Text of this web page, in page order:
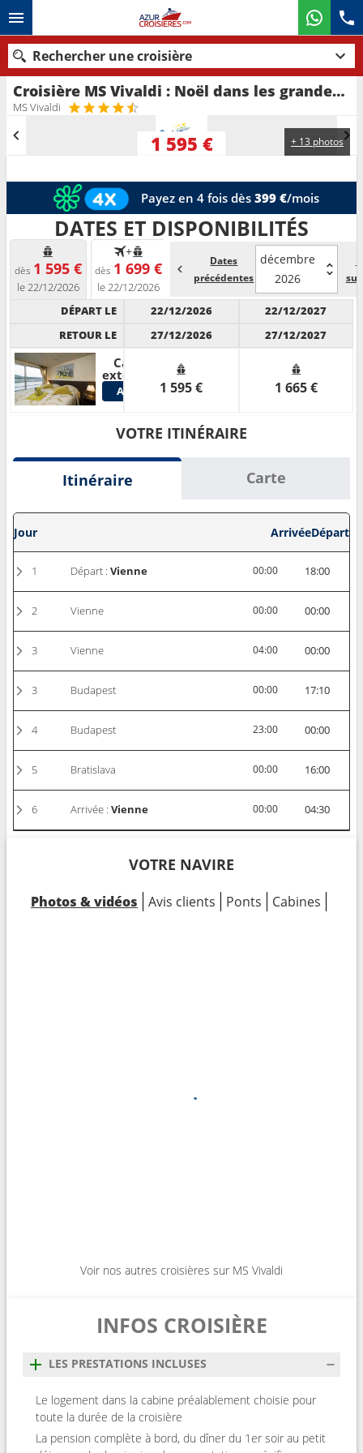
Croisière MS Vivaldi : Noël dans les grandes capitales danubiennes au départ de Bratislava
MS Vivaldi
+ 13 photos
1 595 €
Payez en 4 fois dès 399 €/mois
DATES ET DISPONIBILITÉS
dès 1 595 €
le 22/12/2026
+
dès 1 699 €
le 22/12/2026
Dates
précédentes
décembre
2026
DÉPART LE
RETOUR LE
Cabine
extérieure
Autres
22/12/2026
27/12/2026
1 595 €
22/12/2027
27/12/2027
1 665 €
VOTRE ITINÉRAIRE
Itinéraire Carte
Jour ArrivéeDépart
1 Départ :Vienne 00:00 18:00
2 Vienne 00:00 00:00
3 Vienne 04:00 00:00
3 Budapest 00:00 17:10
4 Budapest 23:00 00:00
5 Bratislava 00:00 16:00
6 Arrivée :Vienne 00:00 04:30
VOTRE NAVIRE
Photos & vidéos Avis clients Ponts Cabines
Voir nos autres croisières sur MS Vivaldi
INFOS CROISIÈRE
LES PRESTATIONS INCLUSES
Le logement dans la cabine préalablement choisie pour
toute la durée de la croisière
La pension complète à bord, du dîner du 1er soir au petit
Rechercher une croisière
Nos destinations
Rechercher